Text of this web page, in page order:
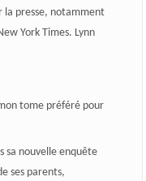
la presse, notamment
York Times. Lynn
tome préféré pour
sa nouvelle enquête
ses parents,